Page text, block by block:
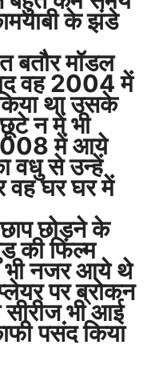
के झंडे
बतौर मॉडल
वह 2004 में
था उसके
न में भी
में आये
वधु से उन्हें
वह घर घर में
छाप छोड़ने के
की फिल्म
में भी नजर आये थे
पर ब्रोकन
भी आई
पसंद किया